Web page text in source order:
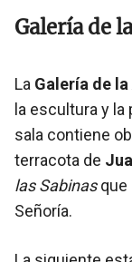
Galería de
La Galería de
la escultura y
sala contiene
terracota de
las Sabinasque
Señoría.